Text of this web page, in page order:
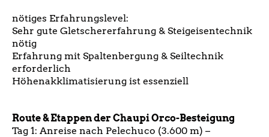
nötiges Erfahrungslevel:
Sehr gute Gletschererfahrung & Steigeisentechnik
nötig
Erfahrung mit Spaltenbergung & Seiltechnik
erforderlich
Höhenakklimatisierung ist essenziell
Route & Etappen der Chaupi Orco-Besteigung
Tag 1: Anreise nach Pelechuco (3.600 m) –